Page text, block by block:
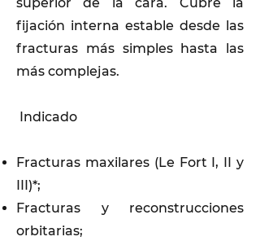
fijación interna estable desde las
fracturas más simples hasta las
más complejas.
Indicado
Fracturas maxilares (Le Fort I, II y
III)*;
Fracturas y reconstrucciones
orbitarias;